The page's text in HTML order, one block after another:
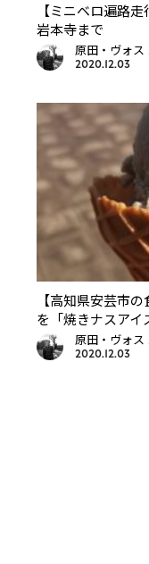
【ミニベロ遍路
岩本寺まで
原田・ヴォス
2020.12.03
【高知県安芸市
を「焼きナスアイ
原田・ヴォス
2020.12.03